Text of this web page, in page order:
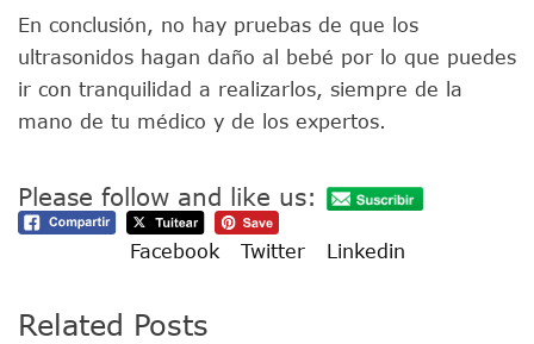
En conclusión, no hay pruebas de que los
ultrasonidos hagan daño al bebé por lo que puedes
ir con tranquilidad a realizarlos, siempre de la
mano de tu médico y de los expertos.
Please follow and like us:
Facebook Twitter Linkedin
Related Posts